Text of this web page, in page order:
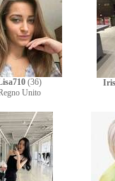
(36)
Unito